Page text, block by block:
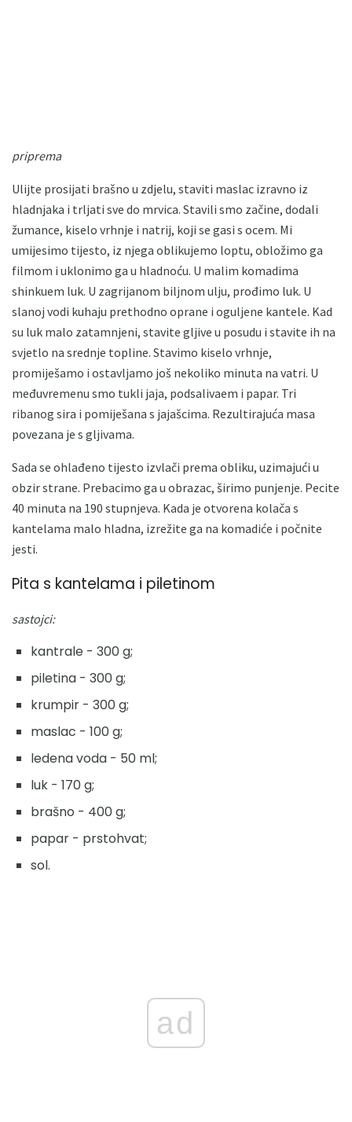
priprema
Ulijte prosijati brašno u zdjelu, staviti maslac izravno iz
hladnjaka i trljati sve do mrvica. Stavili smo začine, dodali
žumance, kiselo vrhnje i natrij, koji se gasi s ocem. Mi
umijesimo tijesto, iz njega oblikujemo loptu, obložimo ga
filmom i uklonimo ga u hladnoću. U malim komadima
shinkuem luk. U zagrijanom biljnom ulju, prođimo luk. U
slanoj vodi kuhaju prethodno oprane i oguljene kantele. Kad
su luk malo zatamnjeni, stavite gljive u posudu i stavite ih na
svjetlo na srednje topline. Stavimo kiselo vrhnje,
promiješamo i ostavljamo još nekoliko minuta na vatri. U
međuvremenu smo tukli jaja, podsalivaem i papar. Tri
ribanog sira i pomiješana s jajašcima. Rezultirajuća masa
povezana je s gljivama.
Sada se ohlađeno tijesto izvlači prema obliku, uzimajući u
obzir strane. Prebacimo ga u obrazac, širimo punjenje. Pecite
40 minuta na 190 stupnjeva. Kada je otvorena kolača s
kantelama malo hladna, izrežite ga na komadiće i počnite
jesti.
Pita s kantelama i piletinom
sastojci:
kantrale - 300 g;
piletina - 300 g;
krumpir - 300 g;
maslac - 100 g;
ledena voda - 50 ml;
luk - 170 g;
brašno - 400 g;
papar - prstohvat;
sol.
ad